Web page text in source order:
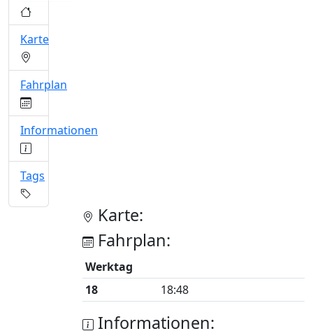
Karte:
Fahrplan:
Werktag
18
18:48
Informationen:
Karte
Fahrplan
Informationen
Tags